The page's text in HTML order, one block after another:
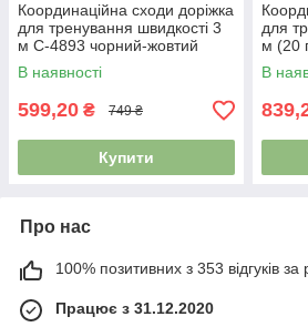
Координаційна сходи доріжка
для тренування швидкості 3
м C-4893 чорний-жовтий
В наявності
599,20 ₴ 749 ₴
Купити
для
м (20
4351
В
Про нас
100% позитивних з 353 відгуків за
Працює з 31.12.2020